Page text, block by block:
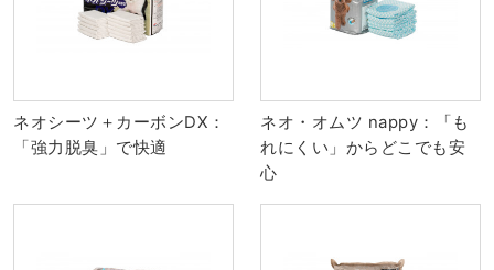
ネオシーツ＋カーボンDX：
「強力脱臭」で快適
ネオ・オムツ nappy：「も
れにくい」からどこでも安
心